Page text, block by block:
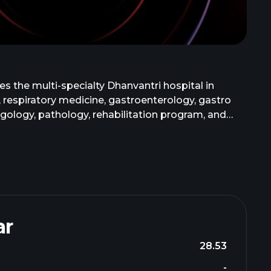
the multi-specialty Dhanvantri hospital in
medicine, gastroenterology, gastro
pathology, rehabilitation program, and
28.53
-